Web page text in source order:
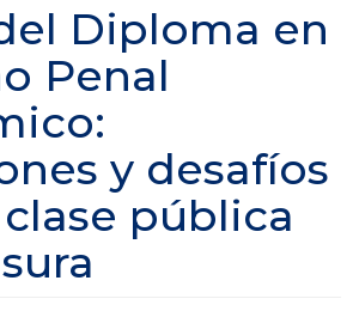
Diploma en
Penal
y desafíos
pública